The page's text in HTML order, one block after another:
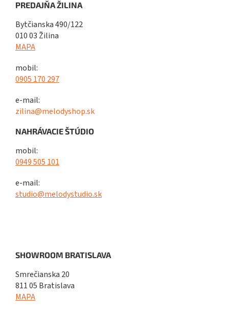
PREDAJŇA ŽILINA
Bytčianska 490/122
010 03 Žilina
MAPA
mobil:
0905 170 297
e-mail:
zilina@melodyshop.sk
NAHRÁVACIE ŠTÚDIO
mobil:
0949 505 101
e-mail:
studio@melodystudio.sk
SHOWROOM BRATISLAVA
Smrečianska 20
811 05 Bratislava
MAPA